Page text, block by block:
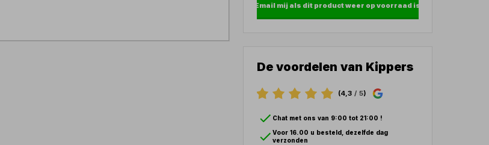
Email mij als dit product weer op voorraad is
De voordelen van Kippers
(4,3/ 5)
Chat met ons van 9:00 tot 21:00 !
Voor 16.00 u besteld, dezelfde dag
verzonden